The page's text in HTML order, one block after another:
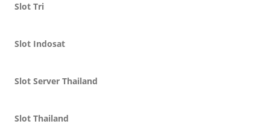
Slot Tri
Slot Indosat
Slot Server Thailand
Slot Thailand